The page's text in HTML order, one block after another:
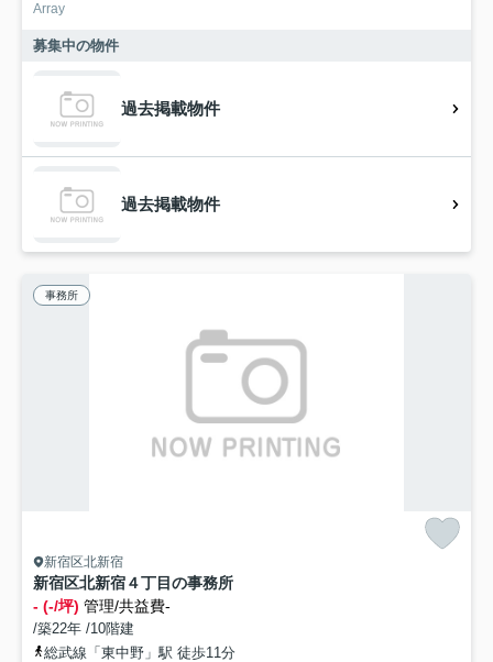
Array
募集中の物件
過去掲載物件
過去掲載物件
事務所
新宿区北新宿
新宿区北新宿４丁目の事務所
- (-/坪) 管理/共益費-
/築22年 /10階建
総武線「東中野」駅 徒歩11分